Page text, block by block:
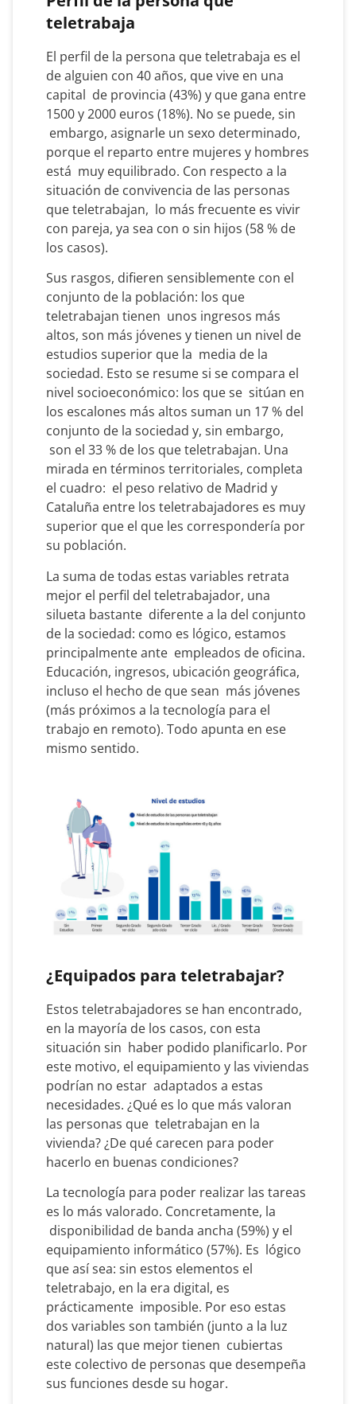
teletrabaja
El perfil de la persona que teletrabaja es el
de alguien con 40 años, que vive en una
capital de provincia (43%) y que gana entre
1500 y 2000 euros (18%). No se puede, sin
embargo, asignarle un sexo determinado,
porque el reparto entre mujeres y hombres
está muy equilibrado. Con respecto a la
situación de convivencia de las personas
que teletrabajan, lo más frecuente es vivir
con pareja, ya sea con o sin hijos (58 % de
los casos).
Sus rasgos, difieren sensiblemente con el
conjunto de la población: los que
teletrabajan tienen unos ingresos más
altos, son más jóvenes y tienen un nivel de
estudios superior que la media de la
sociedad. Esto se resume si se compara el
nivel socioeconómico: los que se sitúan en
los escalones más altos suman un 17 % del
conjunto de la sociedad y, sin embargo,
son el 33 % de los que teletrabajan. Una
mirada en términos territoriales, completa
el cuadro: el peso relativo de Madrid y
Cataluña entre los teletrabajadores es muy
superior que el que les correspondería por
su población.
La suma de todas estas variables retrata
mejor el perfil del teletrabajador, una
silueta bastante diferente a la del conjunto
de la sociedad: como es lógico, estamos
principalmente ante empleados de oficina.
Educación, ingresos, ubicación geográfica,
incluso el hecho de que sean más jóvenes
(más próximos a la tecnología para el
trabajo en remoto). Todo apunta en ese
mismo sentido.
¿Equipados para teletrabajar?
Estos teletrabajadores se han encontrado,
en la mayoría de los casos, con esta
situación sin haber podido planificarlo. Por
este motivo, el equipamiento y las viviendas
podrían no estar adaptados a estas
necesidades. ¿Qué es lo que más valoran
las personas que teletrabajan en la
vivienda? ¿De qué carecen para poder
hacerlo en buenas condiciones?
La tecnología para poder realizar las tareas
es lo más valorado. Concretamente, la
disponibilidad de banda ancha (59%) y el
equipamiento informático (57%). Es lógico
que así sea: sin estos elementos el
teletrabajo, en la era digital, es
prácticamente imposible. Por eso estas
dos variables son también (junto a la luz
natural) las que mejor tienen cubiertas
este colectivo de personas que desempeña
sus funciones desde su hogar.